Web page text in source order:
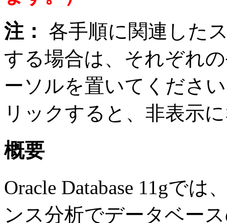
注： 各手順に関連した
する場合は、それぞれ
ーソルを置いてくださ
リックすると、非表示
概要
Oracle Database 11gで
ンス分析でデータベー